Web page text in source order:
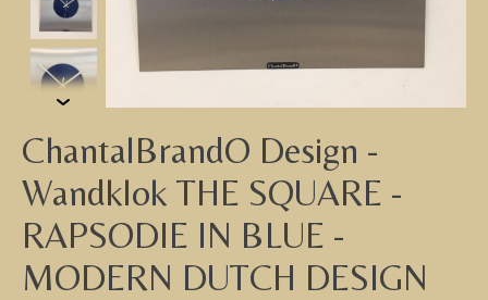
ChantalBrandO Design -
Wandklok THE SQUARE -
RAPSODIE IN BLUE -
MODERN DUTCH DESIGN